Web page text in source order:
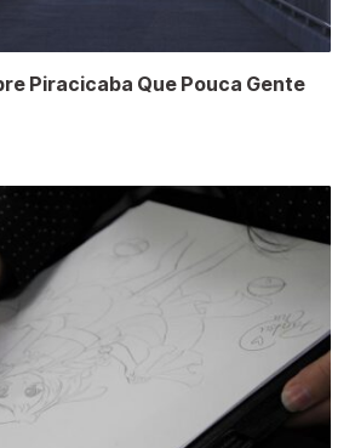
Piracicaba Que Pouca Gente